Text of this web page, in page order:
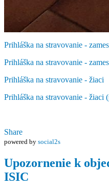
Prihláška na stravovanie -
Prihláška na stravovanie -
Prihláška na stravovanie - žiaci
Prihláška na stravovanie - žiaci
Share
powered by social2s
Upozornenie k
ISIC